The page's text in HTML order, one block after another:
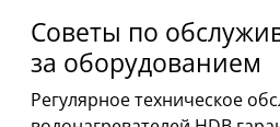
Советы по
за оборудованием
Регулярное техническое